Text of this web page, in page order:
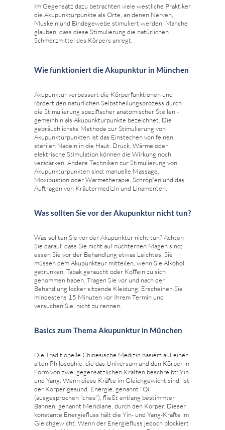
Im Gegensatz dazu betrachten viele westliche Praktiker
die Akupunkturpunkte als Orte, an denen Nerven,
Muskeln und Bindegewebe stimuliert werden. Manche
glauben, dass diese Stimulierung die natürlichen
Schmerzmittel des Körpers anregt.
Wie funktioniert die Akupunktur in München
Akupunktur verbessert die Körperfunktionen und
fördert den natürlichen Selbstheilungsprozess durch
die Stimulierung spezifischer anatomischer Stellen -
gemeinhin als Akupunkturpunkte bezeichnet. Die
gebräuchlichste Methode zur Stimulierung von
Akupunkturpunkten ist das Einstechen von feinen,
sterilen Nadeln in die Haut. Druck, Wärme oder
elektrische Stimulation können die Wirkung noch
verstärken. Andere Techniken zur Stimulierung von
Akupunkturpunkten sind: manuelle Massage,
Moxibustion oder Wärmetherapie, Schröpfen und das
Auftragen von Kräutermedizin und Linamenten.
Was sollten Sie vor der Akupunktur nicht tun?
Was sollten Sie vor der Akupunktur nicht tun? Achten
Sie darauf, dass Sie nicht auf nüchternen Magen sind;
essen Sie vor der Behandlung etwas Leichtes. Sie
müssen dem Akupunkteur mitteilen, wenn Sie Alkohol
getrunken, Tabak geraucht oder Koffein zu sich
genommen haben. Tragen Sie vor und nach der
Behandlung locker sitzende Kleidung. Erscheinen Sie
mindestens 15 Minuten vor Ihrem Termin und
versuchen Sie, nicht zu rennen.
Basics zum Thema Akupunktur in München
Die Traditionelle Chinesische Medizin basiert auf einer
alten Philosophie, die das Universum und den Körper in
Form von zwei gegensätzlichen Kräften beschreibt: Yin
und Yang. Wenn diese Kräfte im Gleichgewicht sind, ist
der Körper gesund. Energie, genannt "Qi"
(ausgesprochen "chee"), fließt entlang bestimmter
Bahnen, genannt Meridiane, durch den Körper. Dieser
konstante Energiefluss hält die Yin- und Yang-Kräfte im
Gleichgewicht. Wenn der Energiefluss jedoch blockiert